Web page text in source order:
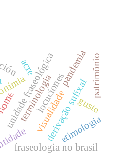
visualidade
unidade fraseológica
fraseologia no brasil
derivação sufixal
etimologia
terminologia
locuciones gusto
pandemiapatrimônio
acre